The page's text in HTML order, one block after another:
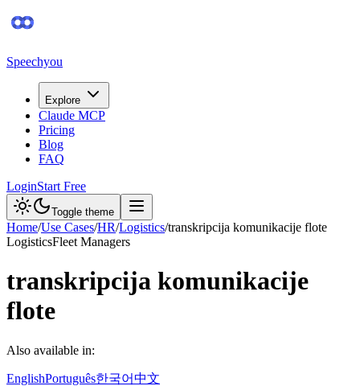
Speechyou
Explore
Claude MCP
Pricing
Blog
FAQ
LoginStart Free
Toggle theme
Home/Use Cases/HR/Logistics/transkripcija komunikacije flote
LogisticsFleet Managers
transkripcija komunikacije
flote
Also available in:
EnglishPortuguês한국어中文